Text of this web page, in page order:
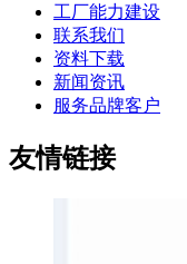
工厂能力建设
联系我们
资料下载
新闻资讯
服务品牌客户
友情链接